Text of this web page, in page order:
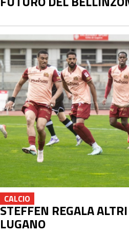
CALCIO
STEFFEN REGALA
LUGANO